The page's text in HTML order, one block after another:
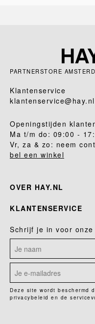
PARTNERSTORE
Klantenservice
klantenservice@hay.nl
Openingstijden
Ma t/m do: 09:00 -
Vr, za & zo: neem
bel een winkel
OVER HAY.NL
KLANTENSERVICE
Schrijf je in voor
Deze site wordt beschermd
privacybeleid en de